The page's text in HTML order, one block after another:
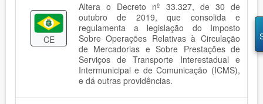
CE
Altera o Decreto nº 33.327, de 30 de
outubro de 2019, que consolida e
regulamenta a legislação do Imposto
Sobre Operações Relativas à Circulação
de Mercadorias e Sobre Prestações de
Serviços de Transporte Interestadual e
Intermunicipal e de Comunicação (ICMS),
e dá outras providências.